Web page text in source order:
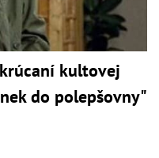
kultovej
do polepšovny"